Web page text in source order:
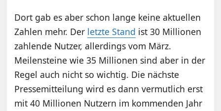
Dort gab es aber schon lange keine aktuellen
Zahlen mehr. Der letzte Stand ist 30 Millionen
zahlende Nutzer, allerdings vom März.
Meilensteine wie 35 Millionen sind aber in der
Regel auch nicht so wichtig. Die nächste
Pressemitteilung wird es dann vermutlich erst
mit 40 Millionen Nutzern im kommenden Jahr